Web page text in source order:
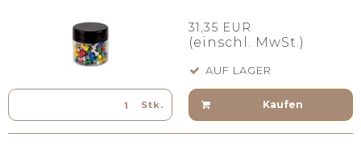
31,35 EUR
(einschl. MwSt.)
AUF LAGER
Stk. Kaufen